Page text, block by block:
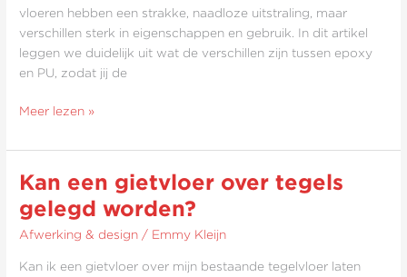
vloeren hebben een strakke, naadloze uitstraling, maar
verschillen sterk in eigenschappen en gebruik. In dit artikel
leggen we duidelijk uit wat de verschillen zijn tussen epoxy
en PU, zodat jij de
verschil?
Meer lezen »
Kan een gietvloer over tegels
gelegd worden?
Afwerking & design / Emmy Kleijn
Kan ik een gietvloer over mijn bestaande tegelvloer laten
Kan
gietvloer
over